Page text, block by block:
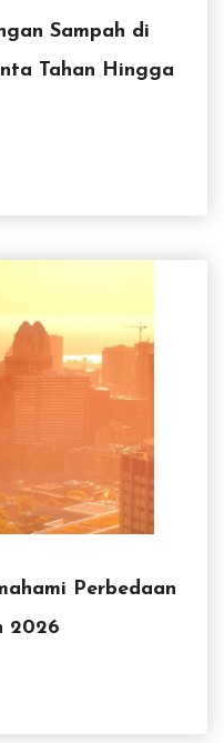
Sampah di
Tahan Hingga
Perbedaan
2026